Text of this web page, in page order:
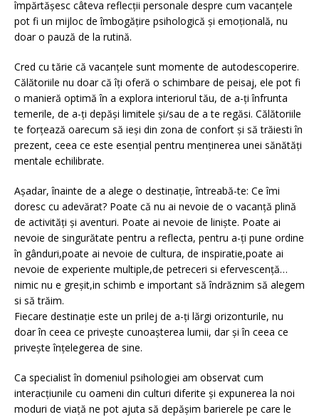
împărtășesc câteva reflecții personale despre cum vacanțele
pot fi un mijloc de îmbogățire psihologică și emoțională, nu
doar o pauză de la rutină.
Cred cu tărie că vacanțele sunt momente de autodescoperire.
Călătoriile nu doar că îți oferă o schimbare de peisaj, ele pot fi
o manieră optimă în a explora interiorul tău, de a-ți înfrunta
temerile, de a-ți depăși limitele și/sau de a te regăsi. Călătoriile
te forțează oarecum să ieși din zona de confort și să trăiesti în
prezent, ceea ce este esențial pentru menținerea unei sănătăți
mentale echilibrate.
Așadar, înainte de a alege o destinație, întreabă-te: Ce îmi
doresc cu adevărat? Poate că nu ai nevoie de o vacanță plină
de activități și aventuri. Poate ai nevoie de liniște. Poate ai
nevoie de singurătate pentru a reflecta, pentru a-ți pune ordine
în gânduri,poate ai nevoie de cultura, de inspiratie,poate ai
nevoie de experiente multiple,de petreceri si efervescență…
nimic nu e greșit,in schimb e important să îndrăznim să alegem
si să trăim.
Fiecare destinație este un prilej de a-ți lărgi orizonturile, nu
doar în ceea ce privește cunoașterea lumii, dar și în ceea ce
privește înțelegerea de sine.
Ca specialist în domeniul psihologiei am observat cum
interacțiunile cu oameni din culturi diferite și expunerea la noi
moduri de viață ne pot ajuta să depășim barierele pe care le